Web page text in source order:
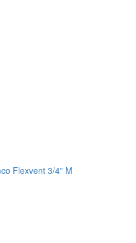
Flexvent 3/4" M